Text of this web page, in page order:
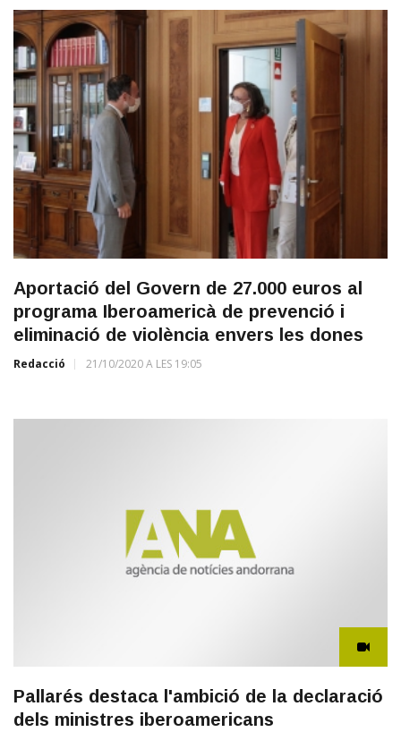
Aportació del Govern de 27.000 euros al
programa Iberoamericà de prevenció i
eliminació de violència envers les dones
Redacció 21/10/2020 A LES 19:05
Pallarés destaca l'ambició de la declaració
dels ministres iberoamericans